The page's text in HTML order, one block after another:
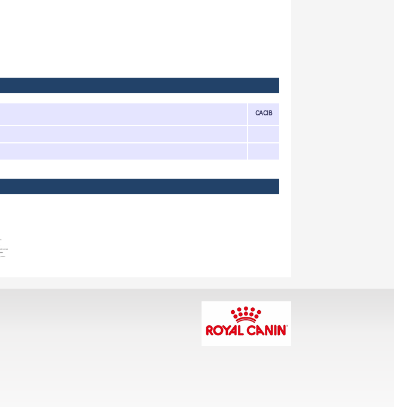
CACIB